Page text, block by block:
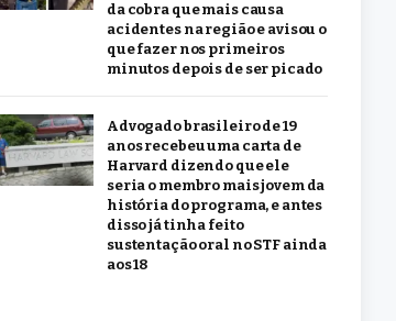
da cobra que mais causa
acidentes na região e avisou o
que fazer nos primeiros
minutos depois de ser picado
Advogado brasileiro de 19
anos recebeu uma carta de
Harvard dizendo que ele
seria o membro mais jovem da
história do programa, e antes
disso já tinha feito
sustentação oral no STF ainda
aos 18